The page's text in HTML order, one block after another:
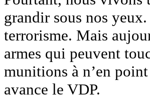
grandir sous nos
terrorisme. Mais
armes qui peuvent
munitions à n’en
avance le VDP.